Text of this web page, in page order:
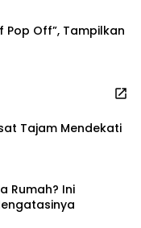
Pop Off”, Tampilkan
Tajam Mendekati
Rumah? Ini